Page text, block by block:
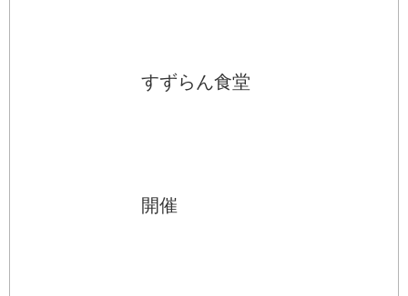
すずらん食堂
開催